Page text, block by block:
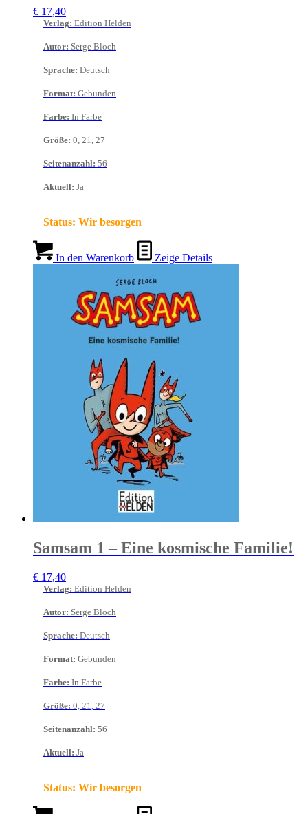
€ 17,40
Verlag: Edition Helden
Autor: Serge Bloch
Sprache: Deutsch
Format: Gebunden
Farbe: In Farbe
Größe: 0, 21, 27
Seitenanzahl: 56
Aktuell: Ja
Status: Wir besorgen
In den Warenkorb Zeige Details
Samsam 1 – Eine kosmische Familie!
€ 17,40
Verlag: Edition Helden
Autor: Serge Bloch
Sprache: Deutsch
Format: Gebunden
Farbe: In Farbe
Größe: 0, 21, 27
Seitenanzahl: 56
Aktuell: Ja
Status: Wir besorgen